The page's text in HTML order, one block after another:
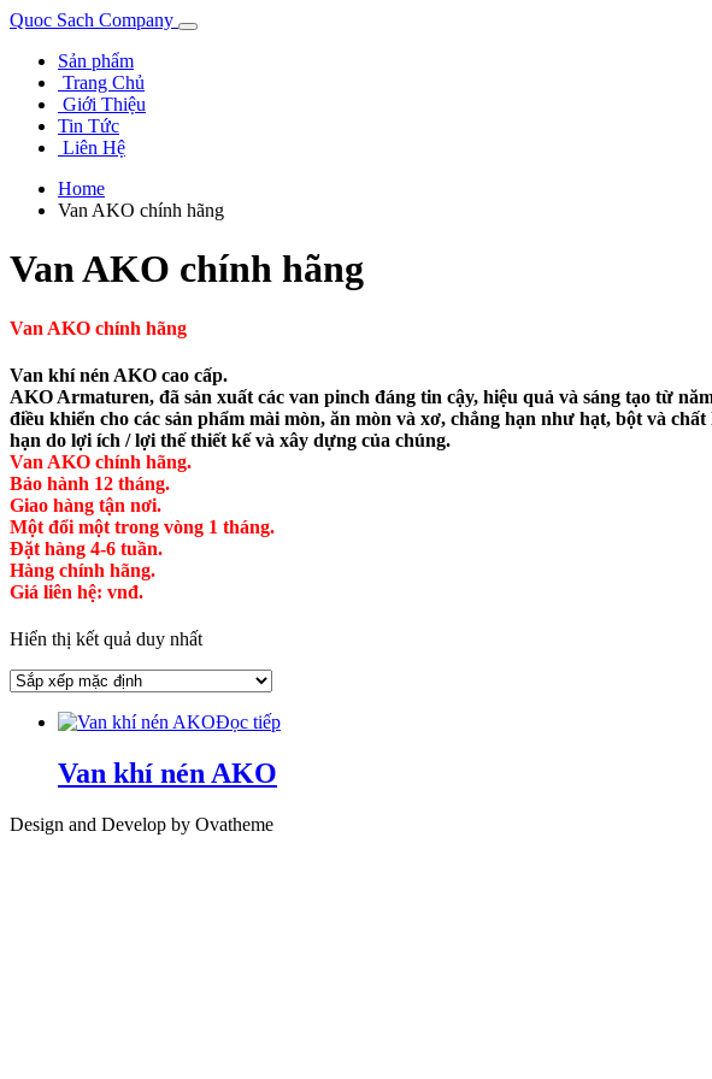
Quoc Sach Company
Sản phẩm
Trang Chủ
Giới Thiệu
Tin Tức
Liên Hệ
Home
Van AKO chính hãng
Van AKO chính hãng
Van AKO chính hãng
Van khí nén AKO cao cấp.
AKO Armaturen, đã sản xuất các van pinch đáng tin cậy, hiệu quả và sáng tạo từ
điều khiển cho các sản phẩm mài mòn, ăn mòn và xơ, chẳng hạn như hạt, bột và
hạn do lợi ích / lợi thế thiết kế và xây dựng của chúng.
Van AKO chính hãng.
Bảo hành 12 tháng.
Giao hàng tận nơi.
Một đổi một trong vòng 1 tháng.
Đặt hàng 4-6 tuần.
Hàng chính hãng.
Giá liên hệ: vnđ.
Hiển thị kết quả duy nhất
Đọc tiếp
Van khí nén AKO
Design and Develop by Ovatheme